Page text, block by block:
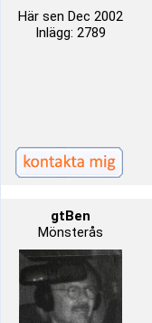
Här sen Dec 2002
Inlägg: 2789
gtBen
Mönsterås